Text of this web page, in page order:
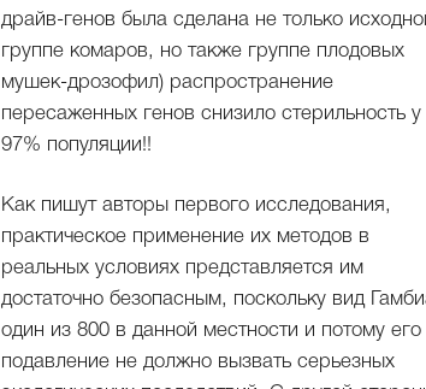
драйв-генов была сделана не только
группе комаров, но также группе плодовых
мушек-дрозофил) распространение
пересаженных генов снизило стерильность у
97% популяции!!
Как пишут авторы первого исследования,
практическое применение их методов в
реальных условиях представляется им
достаточно безопасным, поскольку вид
один из 800 в данной местности и потому его
подавление не должно вызвать серьезных